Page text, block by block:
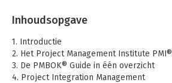
Inhoudsopgave
1. Introductie
2. Het Project Management Institute PMI®
3. De PMBOK® Guide in één overzicht
4. Project Integration Management